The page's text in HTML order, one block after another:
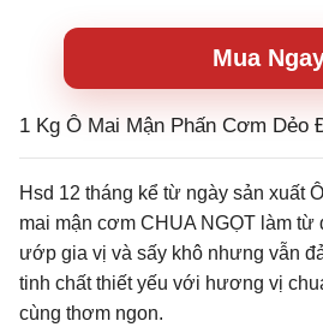
Mua
1 Kg Ô Mai Mận Phấn Cơm Dẻo
Hsd 12 tháng kể từ ngày sản xuất
mai mận cơm CHUA NGỌT làm
ướp gia vị và sấy khô nhưng vẫn
tinh chất thiết yếu với hương vị
cùng thơm ngon.